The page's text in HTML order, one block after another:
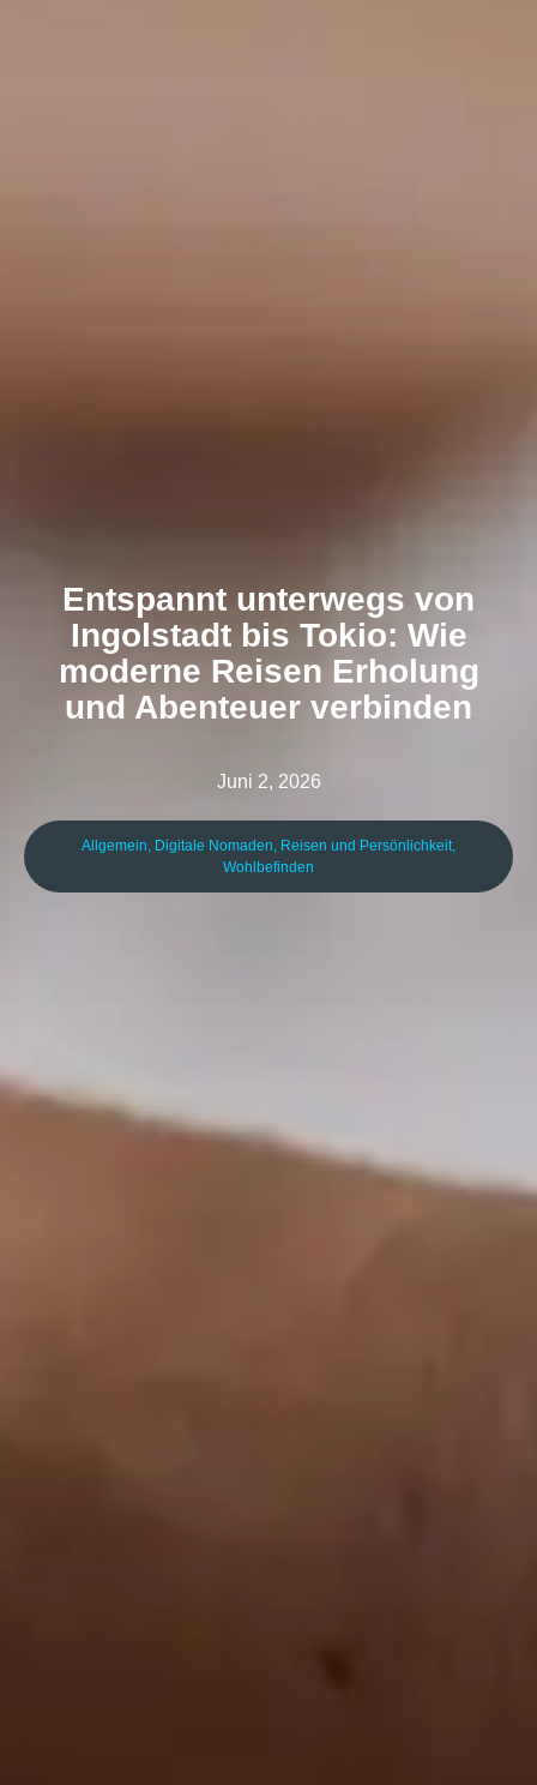
Entspannt unterwegs von
Ingolstadt bis Tokio: Wie
moderne Reisen Erholung
und Abenteuer verbinden
Juni 2, 2026
Allgemein, Digitale Nomaden, Reisen und Persönlichkeit,
Wohlbefinden